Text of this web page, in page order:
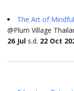
The Art of
@Plum Village
26 Jul s.d. 22 Oct